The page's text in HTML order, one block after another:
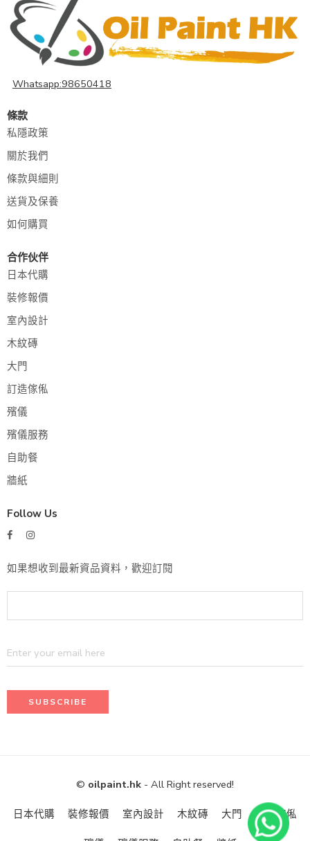
Whatsapp:98650418
條款
私隱政策
關於我們
條款與細則
送貨及保養
如何購買
合作伙伴
日本代購
裝修報價
室內設計
木紋磚
大門
訂造傢俬
殯儀
殯儀服務
自助餐
牆紙
Follow Us
如果想收到最新資品資料，歡迎訂閱
© oilpaint.hk - All Right reserved!
日本代購 裝修報價 室內設計 木紋磚 大門 訂造傢俬